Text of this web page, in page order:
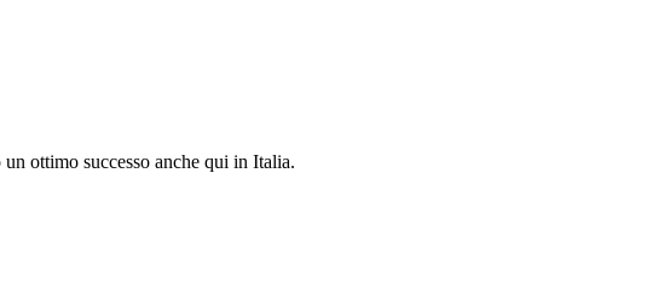
ottimo successo anche qui in Italia.